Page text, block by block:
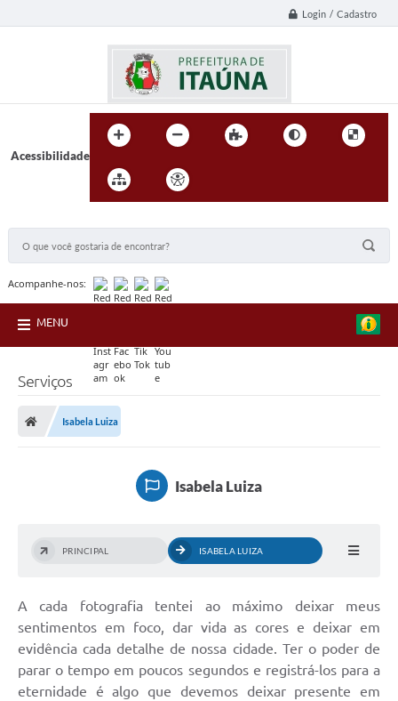
Login / Cadastro
Acessibilidade
Acompanhe-nos:
MENU
Serviços
Isabela Luiza
Isabela Luiza
PRINCIPAL ISABELA LUIZA
A cada fotografia tentei ao máximo deixar meus
sentimentos em foco, dar vida as cores e deixar em
evidência cada detalhe de nossa cidade. Ter o poder de
parar o tempo em poucos segundos e registrá-los para a
eternidade é algo que devemos deixar presente em